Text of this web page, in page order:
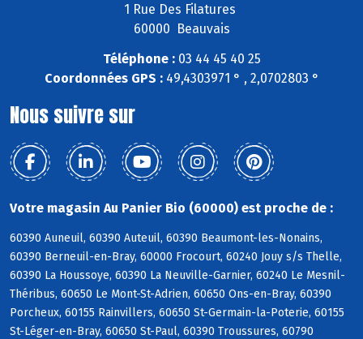
1 Rue Des Filatures
60000 Beauvais
Téléphone :03 44 45 40 25
Coordonnées GPS :49,4303971 ° , 2,0702803 °
Nous suivre sur
Votre magasin Au Panier Bio (60000) est proche de :
60390 Auneuil, 60390 Auteuil, 60390 Beaumont-les-Nonains,
60390 Berneuil-en-Bray, 60000 Frocourt, 60240 Jouy s/s Thelle,
60390 La Houssoye, 60390 La Neuville-Garnier, 60240 Le Mesnil-
Théribus, 60650 Le Mont-St-Adrien, 60650 Ons-en-Bray, 60390
Porcheux, 60155 Rainvillers, 60650 St-Germain-la-Poterie, 60155
St-Léger-en-Bray, 60650 St-Paul, 60390 Troussures, 60790